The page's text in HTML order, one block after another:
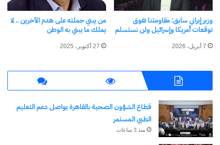
ورغم المزايات الكبيرة في هذا الأمر إلا أنه في البداية
واجه العدد من الإنتقادات ،لأنه لا يقود متخذ القرار إلي
نتائج محددة ،وبالتالي ربما ينظر إليه علي أنه قد فشل
ولكن شيئاً فشيئاً، بدأ البعض يقتنع بأهمية أن يستخرج
الدارس، أو القارئ، أو صانع القرار، ما يناسبه من قرار،
وفقاً للتحليلات الناتجة عن المعلومات الواردة إليه.
وزير إيراني سابق: مقاومتنا تفوق
توقعات أمريكا وإسرائيل ولن نستسلم
7 أبريل، 2026
من يبني حملته على هدم الآخرين .. لا
يملك ما يبني به الوطن
27 أكتوبر، 2025
قطاع الشؤون الصحية بالقاهرة يواصل دعم التعليم
الطبي المستمر
منذ 3 ساعات